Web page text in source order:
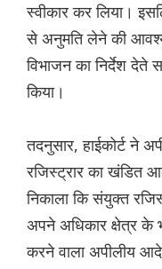
स्वीकार कर लिया।
से अनुमति लेने की
विभाजन का निर्देश देते
किया।
तदनुसार, हाईकोर्ट ने
रजिस्ट्रार का खंडित
निकाला कि संयुक्त
अपने अधिकार क्षेत्र के
करने वाला अपीलीय